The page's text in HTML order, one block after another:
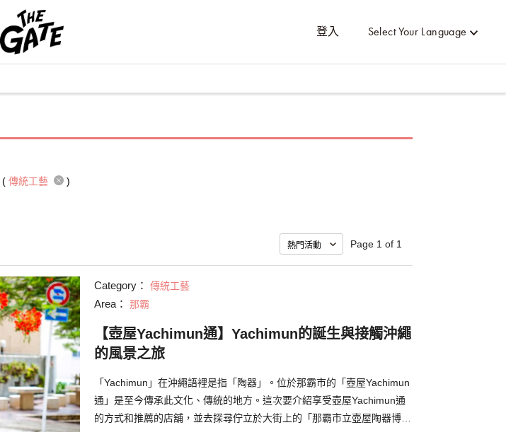
登入 Select Your Language
( 傳統工藝
)
Page 1 of 1
Category： 傳統工藝
Area： 那霸
【壺屋Yachimun通】Yachimun的誕生與接觸沖繩
的風景之旅
「Yachimun」在沖繩語裡是指「陶器」。位於那霸市的「壺屋Yachimun
通」是至今傳承此文化、傳統的地方。這次要介紹享受壺屋Yachimun通
的方式和推薦的店舖，並去探尋佇立於大街上的「那霸市立壺屋陶器博物